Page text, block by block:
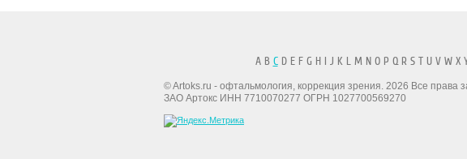
A B CD E F G H I J K L M N O P Q R S T U V W X
© Artoks.ru - офтальмология, коррекция зрения. 2026 Все права
ЗАО Артокс ИНН 7710070277 ОГРН 1027700569270